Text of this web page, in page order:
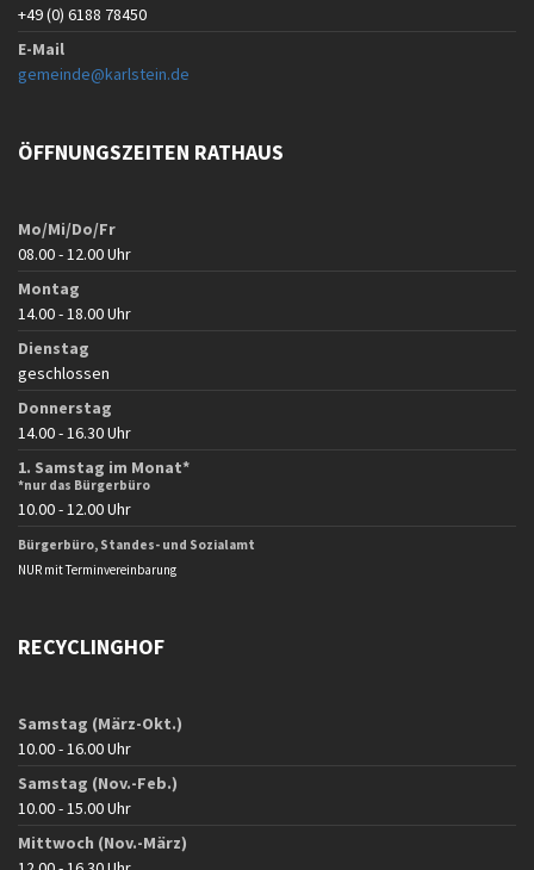
+49 (0) 6188 78450
E-Mail
gemeinde@karlstein.de
ÖFFNUNGSZEITEN RATHAUS
Mo/Mi/Do/Fr
08.00 - 12.00 Uhr
Montag
14.00 - 18.00 Uhr
Dienstag
geschlossen
Donnerstag
14.00 - 16.30 Uhr
1. Samstag im Monat*
*nur das Bürgerbüro
10.00 - 12.00 Uhr
Bürgerbüro, Standes- und Sozialamt
NUR mit Terminvereinbarung
RECYCLINGHOF
Samstag (März-Okt.)
10.00 - 16.00 Uhr
Samstag (Nov.-Feb.)
10.00 - 15.00 Uhr
Mittwoch (Nov.-März)